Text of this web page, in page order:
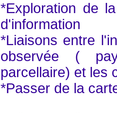
*Exploration de
d'information
*Liaisons entre
observée (
parcellaire) et les
*Passer de la